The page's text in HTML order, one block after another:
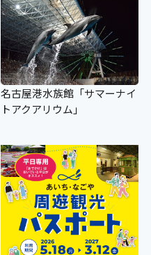
名古屋港水族館「サマーナイ
トアクアリウム」